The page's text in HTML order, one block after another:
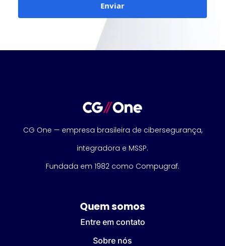
Enviar
CG One — empresa brasileira de cibersegurança,
integradora e MSSP.
Fundada em 1982 como Compugraf.
Quem somos
Entre em contato
Sobre nós